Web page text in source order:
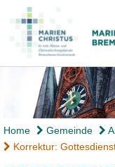
Home Gemeinde
Korrektur: